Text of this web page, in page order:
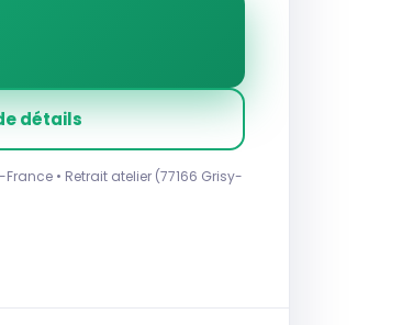
détails
• Retrait atelier (77166 Grisy-